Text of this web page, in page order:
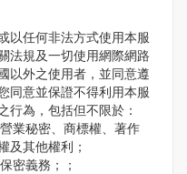
以任何非法方式使用本服
法規及一切使用網際網路
以外之使用者，並同意遵
同意並保證不得利用本服
行為，包括但不限於：
業秘密、商標權、著作
及其他權利；
密義務；；